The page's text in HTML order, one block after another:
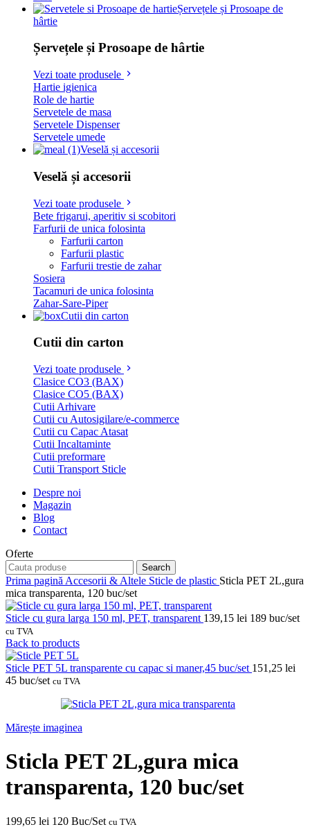
Șervețele și Prosoape de
hârtie
Șervețele și Prosoape de hârtie
Vezi toate produsele
Hartie igienica
Role de hartie
Servetele de masa
Servetele Dispenser
Servetele umede
Veselă și accesorii
Veselă și accesorii
Vezi toate produsele
Bete frigarui, aperitiv si scobitori
Farfurii de unica folosinta
Farfurii carton
Farfurii plastic
Farfurii trestie de zahar
Sosiera
Tacamuri de unica folosinta
Zahar-Sare-Piper
Cutii din carton
Cutii din carton
Vezi toate produsele
Clasice CO3 (BAX)
Clasice CO5 (BAX)
Cutii Arhivare
Cutii cu Autosigilare/e-commerce
Cutii cu Capac Atasat
Cutii Incaltaminte
Cutii preformare
Cutii Transport Sticle
Despre noi
Magazin
Blog
Contact
Oferte
Search
Prima pagină Accesorii & Altele Sticle de plastic Sticla PET 2L,gura
mica transparenta, 120 buc/set
Sticle cu gura larga 150 ml, PET, transparent 139,15 lei 189 buc/set
cu TVA
Back to products
Sticle PET 5L transparente cu capac si maner,45 buc/set 151,25 lei
45 buc/set cu TVA
Mărește imaginea
Sticla PET 2L,gura mica
transparenta, 120 buc/set
199,65 lei 120 Buc/Set cu TVA